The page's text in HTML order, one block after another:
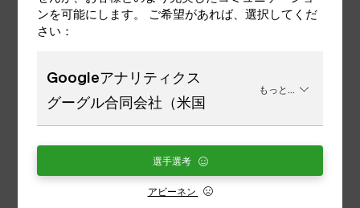
アート＆カルチャー
また、芸術的な大いなる楽しみは大建築また、
グスタフ・クリムトが携わった堂々たる階段の
ンを可能にします。 ご希望があれば、選択してくだ
さい：
Googleアナリティクス
グーグル合同会社（米国
もっと...
アビーネン
選手選考